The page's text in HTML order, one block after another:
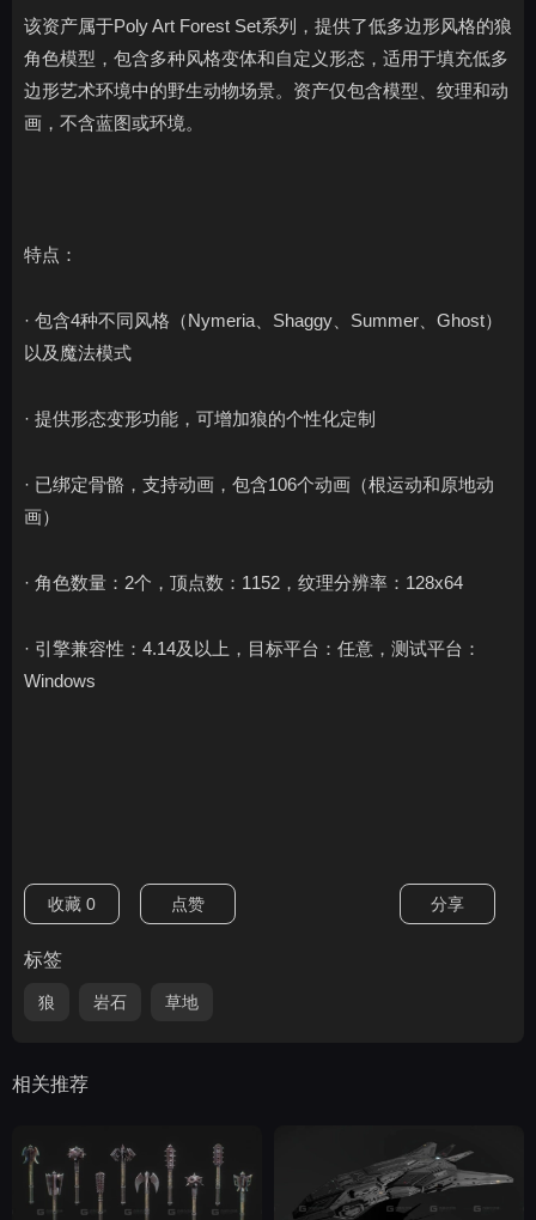
该资产属于Poly Art Forest Set系列，提供了低多边形风格的狼
角色模型，包含多种风格变体和自定义形态，适用于填充低多
边形艺术环境中的野生动物场景。资产仅包含模型、纹理和动
画，不含蓝图或环境。
特点：
· 包含4种不同风格（Nymeria、Shaggy、Summer、Ghost）
以及魔法模式
· 提供形态变形功能，可增加狼的个性化定制
· 已绑定骨骼，支持动画，包含106个动画（根运动和原地动
画）
· 角色数量：2个，顶点数：1152，纹理分辨率：128x64
· 引擎兼容性：4.14及以上，目标平台：任意，测试平台：
Windows
收藏 0 点赞 分享
标签
狼 岩石 草地
相关推荐